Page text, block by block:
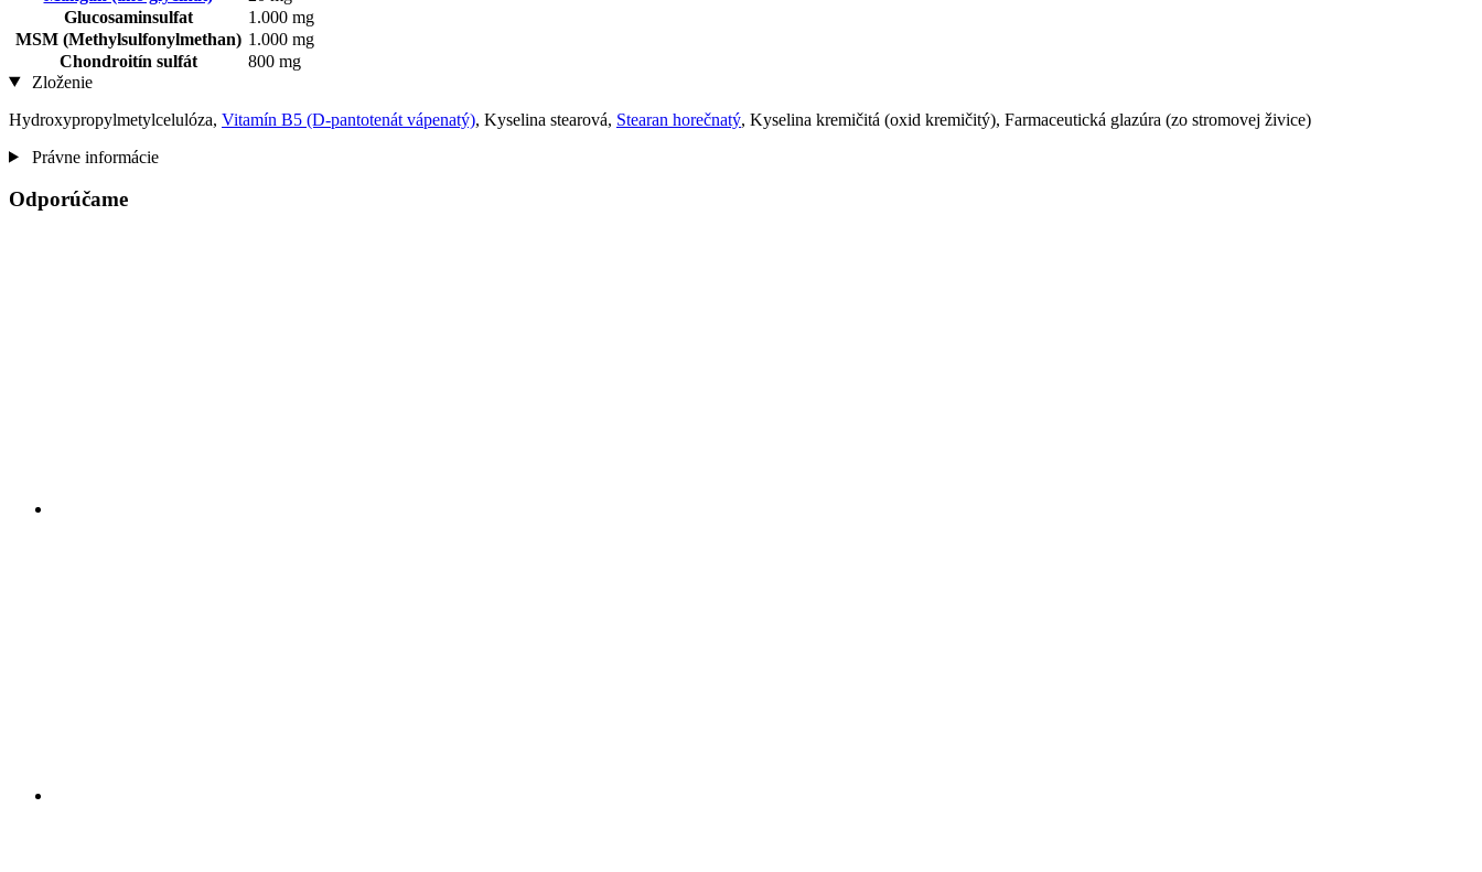
Glucosaminsulfat
1.000 mg
MSM (Methylsulfonylmethan) 1.000 mg
Chondroitín sulfát
800 mg
Zloženie
Hydroxypropylmetylcelulóza, Vitamín B5 (D-pantotenát vápenatý), Kyselina stearová, Stearan horečnatý, Kyselina kremičitá (oxid kremičitý), Farmaceutická glazúra (zo stromovej živice)
Právne informácie
Odporúčame